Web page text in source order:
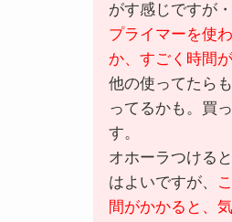
がす感じですが・
プライマーを使
か、すごく時間
他の使ってたら
ってるかも。買
す。
オホーラつける
はよいですが、
間がかかると、